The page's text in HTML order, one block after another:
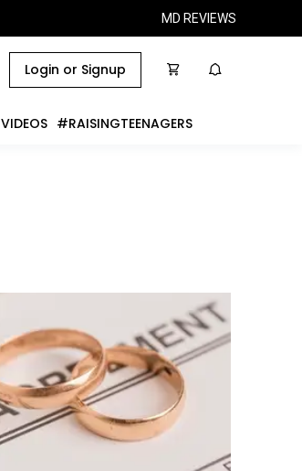
MD REVIEWS
Login or Signup
VIDEOS #RAISINGTEENAGERS